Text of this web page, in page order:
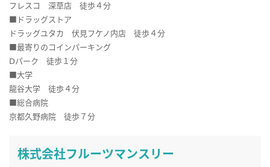
フレスコ 深草店 徒歩４分
■ドラッグストア
ドラッグユタカ 伏見フケノ内店 徒歩４分
■最寄りのコインパーキング
Ⅾパーク 徒歩１分
■大学
龍谷大学 徒歩４分
■総合病院
京都久野病院 徒歩７分
株式会社フルーツマンスリー